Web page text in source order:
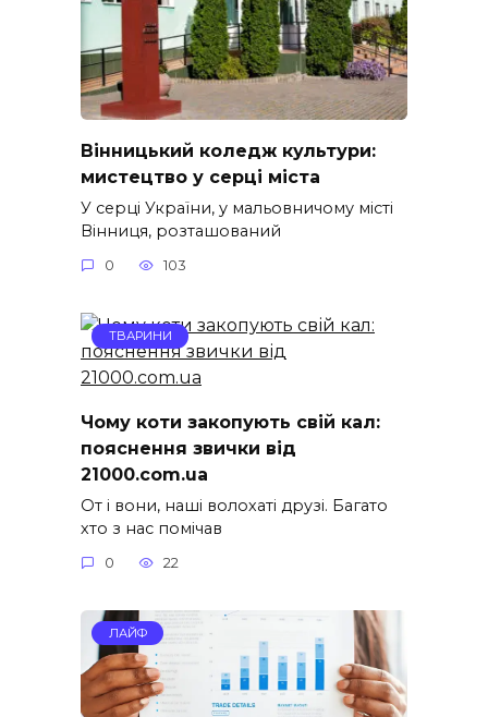
Вінницький коледж культури:
мистецтво у серці міста
У серці України, у мальовничому місті
Вінниця, розташований
0 103
ТВАРИНИ
Чому коти закопують свій кал:
пояснення звички від
21000.com.ua
От і вони, наші волохаті друзі. Багато
хто з нас помічав
0 22
ЛАЙФ